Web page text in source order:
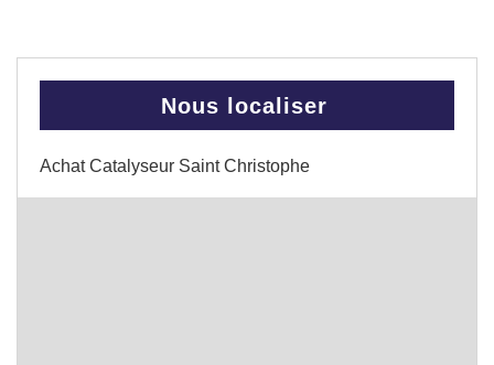
Nous localiser
Achat Catalyseur Saint Christophe